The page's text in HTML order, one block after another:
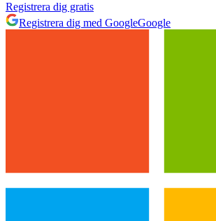
Registrera dig gratis
Registrera dig med GoogleGoogle